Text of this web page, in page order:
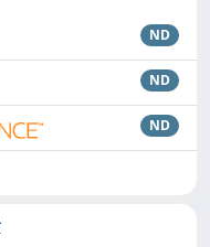
ND
ND
ND